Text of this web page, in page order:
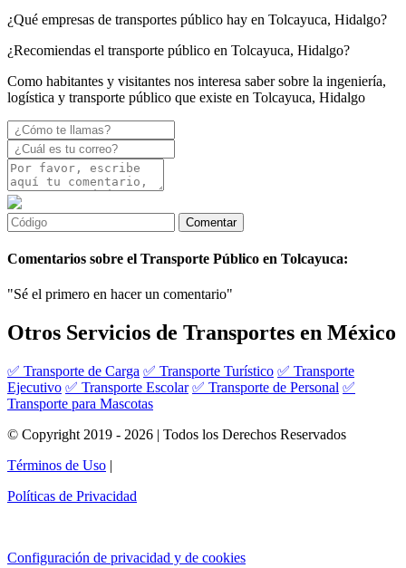
¿Qué empresas de transportes público hay en Tolcayuca, Hidalgo?
¿Recomiendas el transporte público en Tolcayuca, Hidalgo?
Como habitantes y visitantes nos interesa saber sobre la ingeniería,
logística y transporte público que existe en Tolcayuca, Hidalgo
Comentarios sobre el Transporte Público en Tolcayuca:
"Sé el primero en hacer un comentario"
Otros Servicios de Transportes en México
✅ Transporte de Carga ✅ Transporte Turístico ✅ Transporte
Ejecutivo ✅ Transporte Escolar ✅ Transporte de Personal ✅
Transporte para Mascotas
© Copyright 2019 - 2026 | Todos los Derechos Reservados
Términos de Uso |
Políticas de Privacidad
Configuración de privacidad y de cookies